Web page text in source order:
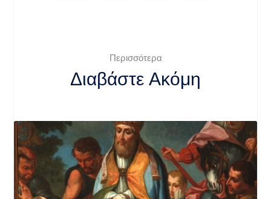
Περισσότερα
Διαβάστε Ακόμη